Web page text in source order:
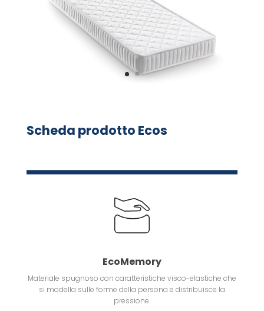
Scheda prodotto Ecos
EcoMemory
Materiale spugnoso con caratteristiche visco-elastiche che
si modella sulle forme della persona e distribuisce la
pressione.